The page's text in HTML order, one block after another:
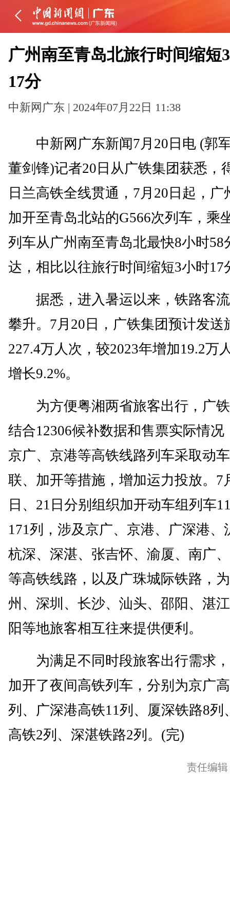
广州南至青岛北旅行时间缩短
17分
中新网广东 | 2024年07月22日 11:38
中新网广东新闻7月20日电 (郭
董剑锋)记者20日从广铁集团获悉，
日兰高铁全线贯通，7月20日起，广
加开至青岛北站的G566次列车，乘
列车从广州南至青岛北最快8小时58
达，相比以往旅行时间缩短3小时17
据悉，进入暑运以来，铁路客
攀升。7月20日，广铁集团预计发送
227.4万人次，较2023年增加19.2万
增长9.2%。
为方便粤湘两省旅客出行，广
结合12306候补数据和售票实际情况
京广、京港等高铁线路列车采取动
联、加开等措施，增加运力投放。7
日、21日分别组织加开动车组列车
171列，涉及京广、京港、广深港、
杭深、深湛、张吉怀、渝厦、南广
等高铁线路，以及广珠城际铁路，
州、深圳、长沙、汕头、邵阳、湛
阳等地旅客相互往来提供便利。
为满足不同时段旅客出行需求
加开了夜间高铁列车，分别为京广
列、广深港高铁11列、厦深铁路8列
高铁2列、深湛铁路2列。(完)
责任编